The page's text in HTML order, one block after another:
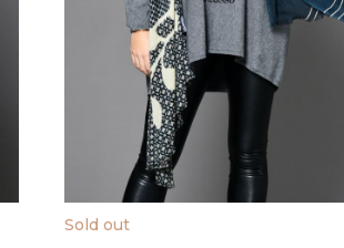
Sold out